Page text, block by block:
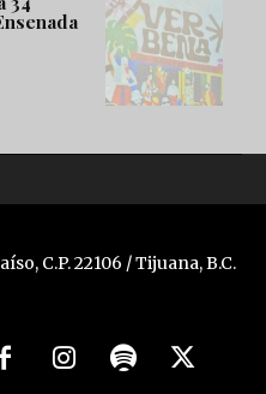
C.P. 22106 / Tijuana, B.C.